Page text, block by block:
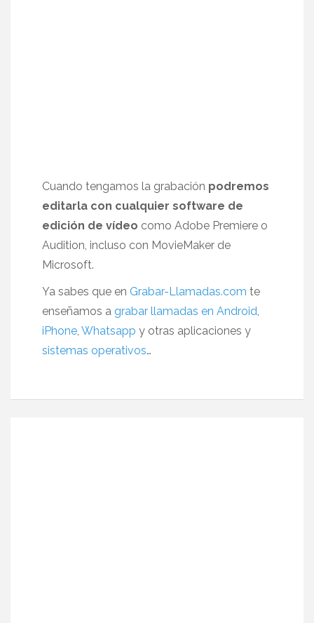
Cuando tengamos la grabación podremos
editarla con cualquier software de
edición de vídeo como Adobe Premiere o
Audition, incluso con MovieMaker de
Microsoft.
Ya sabes que en Grabar-Llamadas.com te
enseñamos a grabar llamadas en Android
iPhone Whatsapp y otras aplicaciones y
sistemas operativos…